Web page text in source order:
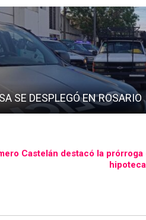
SE DESPLEGÓ EN ROSARIO
Castelán destacó la